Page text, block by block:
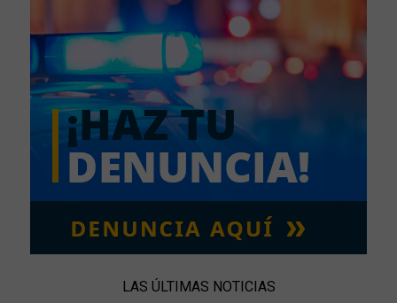
LAS ÚLTIMAS NOTICIAS